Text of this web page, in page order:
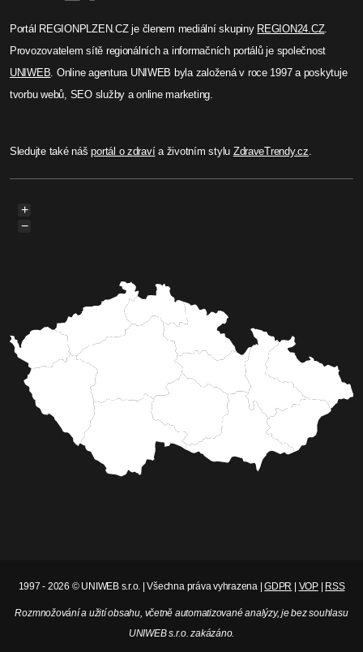
Portál REGIONPLZEN.CZ je členem mediální skupiny REGION24.CZ.
Provozovatelem sítě regionálních a informačních portálů je společnost
UNIWEB. Online agentura UNIWEB byla založená v roce 1997 a poskytuje
tvorbu webů, SEO služby a online marketing.
Sledujte také nášportál o zdravía životním stylu ZdraveTrendy.cz.
+
−
1997 - 2026 © UNIWEB s.r.o. | Všechna práva vyhrazena |GDPR VOP| RSS
Rozmnožování a užití obsahu, včetně automatizované analýzy, je bez souhlasu
UNIWEB s.r.o. zakázáno.